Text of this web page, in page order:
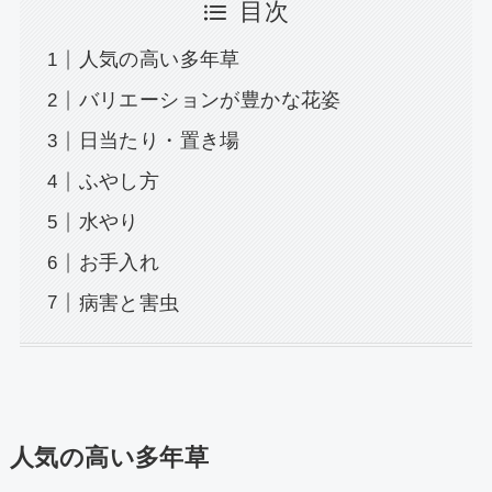
目次
人気の高い多年草
バリエーションが豊かな花姿
日当たり・置き場
ふやし方
水やり
お手入れ
病害と害虫
人気の高い多年草